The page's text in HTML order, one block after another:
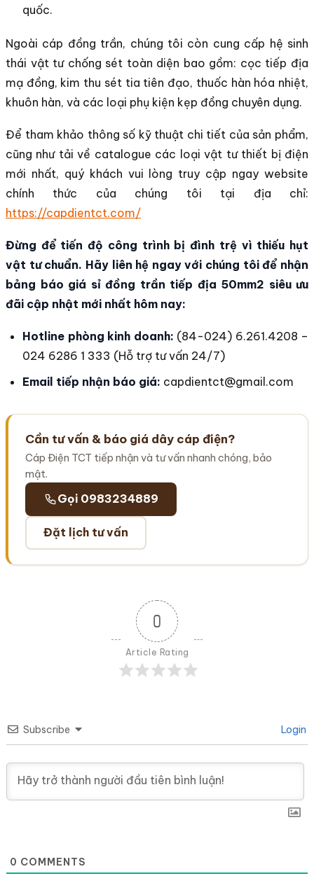
quốc.
Ngoài cáp đồng trần, chúng tôi còn cung cấp hệ sinh
thái vật tư chống sét toàn diện bao gồm: cọc tiếp địa
mạ đồng, kim thu sét tia tiên đạo, thuốc hàn hóa nhiệt,
khuôn hàn, và các loại phụ kiện kẹp đồng chuyên dụng.
Để tham khảo thông số kỹ thuật chi tiết của sản phẩm,
cũng như tải về catalogue các loại vật tư thiết bị điện
mới nhất, quý khách vui lòng truy cập ngay website
chính thức của chúng tôi tại địa chỉ:
https://capdientct.com/
Đừng để tiến độ công trình bị đình trệ vì thiếu hụt
vật tư chuẩn. Hãy liên hệ ngay với chúng tôi để nhận
bảng báo giá sỉ đồng trần tiếp địa 50mm2 siêu ưu
đãi cập nhật mới nhất hôm nay:
Hotline phòng kinh doanh: (84-024) 6.261.4208 –
024 6286 1 333 (Hỗ trợ tư vấn 24/7)
Email tiếp nhận báo giá: capdientct@gmail.com
Cần tư vấn & báo giá dây cáp điện?
Cáp Điện TCT tiếp nhận và tư vấn nhanh chóng, bảo
mật.
Gọi 0983234889
Đặt lịch tư vấn
0
Article Rating
Subscribe Login
0 COMMENTS